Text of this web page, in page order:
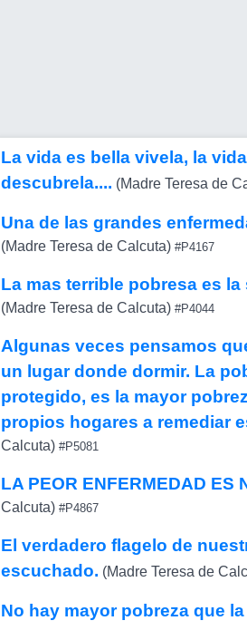
La vida es bella vivela, la
descubrela.... (Madre Teresa de
Una de las grandes
(Madre Teresa de Calcuta) #P4167
La mas terrible pobresa es
(Madre Teresa de Calcuta) #P4044
Algunas veces pensamos
un lugar donde dormir. La
protegido, es la mayor
propios hogares a remediar
Calcuta) #P5081
LA PEOR ENFERMEDAD ES
Calcuta) #P4867
El verdadero flagelo de
escuchado. (Madre Teresa de
No hay mayor pobreza que